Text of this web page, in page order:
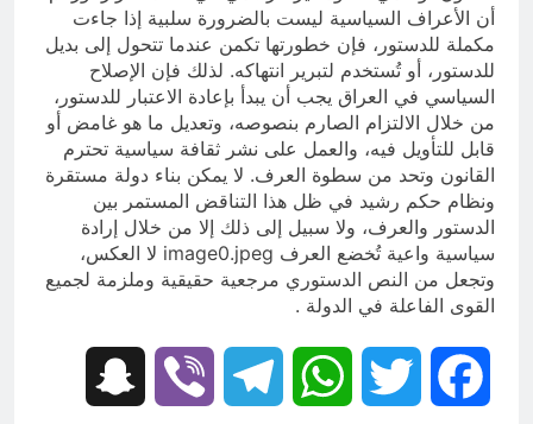
أن الأعراف السياسية ليست بالضرورة سلبية إذا جاءت
مكملة للدستور، فإن خطورتها تكمن عندما تتحول إلى بديل
للدستور، أو تُستخدم لتبرير انتهاكه. لذلك فإن الإصلاح
السياسي في العراق يجب أن يبدأ بإعادة الاعتبار للدستور،
من خلال الالتزام الصارم بنصوصه، وتعديل ما هو غامض أو
قابل للتأويل فيه، والعمل على نشر ثقافة سياسية تحترم
القانون وتحد من سطوة العرف. لا يمكن بناء دولة مستقرة
ونظام حكم رشيد في ظل هذا التناقض المستمر بين
الدستور والعرف، ولا سبيل إلى ذلك إلا من خلال إرادة
سياسية واعية تُخضع العرف image0.jpeg لا العكس،
وتجعل من النص الدستوري مرجعية حقيقية وملزمة لجميع
القوى الفاعلة في الدولة .
Facebook
Twitter
WhatsApp
Telegram
Viber